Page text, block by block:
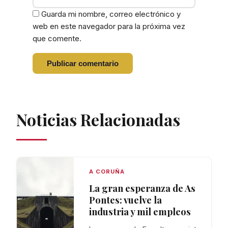
Guarda mi nombre, correo electrónico y
web en este navegador para la próxima vez
que comente.
Noticias Relacionadas
A CORUÑA
La gran esperanza de As
Pontes: vuelve la
industria y mil empleos